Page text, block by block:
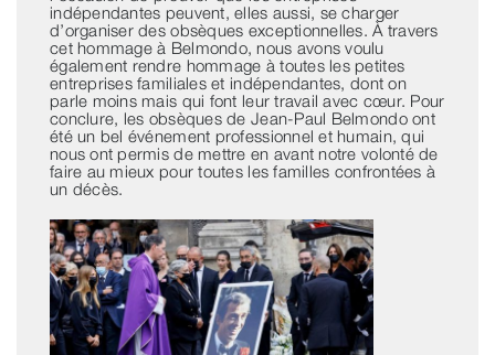
indépendantes peuvent, elles aussi, se charger
d’organiser des obsèques exceptionnelles. À travers
cet hommage à Belmondo, nous avons voulu
également rendre hommage à toutes les petites
entreprises familiales et indépendantes, dont on
parle moins mais qui font leur travail avec cœur. Pour
conclure, les obsèques de Jean-Paul Belmondo ont
été un bel événement professionnel et humain, qui
nous ont permis de mettre en avant notre volonté de
faire au mieux pour toutes les familles confrontées à
un décès.